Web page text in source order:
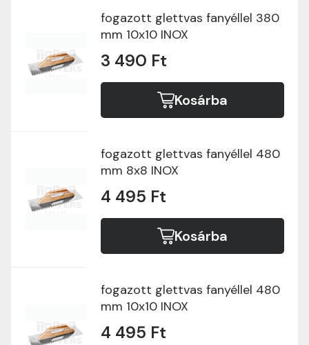
fogazott glettvas fanyéllel 380
mm 10x10 INOX
3 490 Ft
Kosárba
fogazott glettvas fanyéllel 480
mm 8x8 INOX
4 495 Ft
Kosárba
fogazott glettvas fanyéllel 480
mm 10x10 INOX
4 495 Ft